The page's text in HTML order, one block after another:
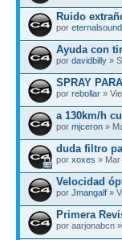
Ruido
por eternalsound
Ayuda con
por davidbilly »
SPRAY
por rebollar »
a 130km/h
por mjceron »
duda filtro
por xoxes » Mar
Velocidad
por Jmangalf »
Primera
por aarjonabcn